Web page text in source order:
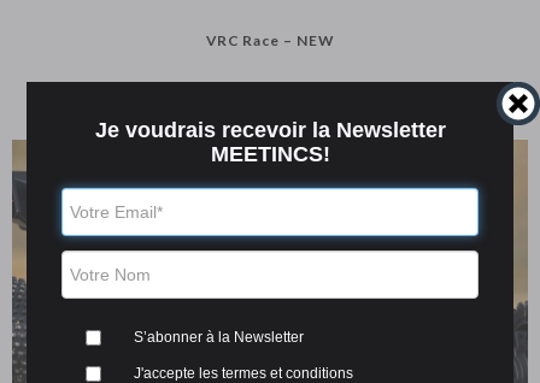
VRC Race – NEW
Je voudrais recevoir la Newsletter
MEETINCS!
S’abonner à la Newsletter
J'accepte les termes et conditions